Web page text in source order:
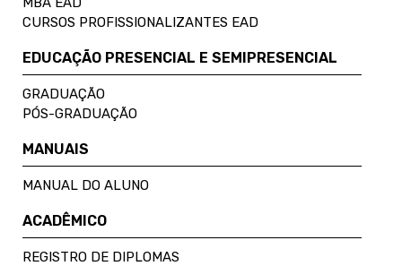
CURSOS PROFISSIONALIZANTES EAD
EDUCAÇÃO PRESENCIAL E SEMIPRESENCIAL
GRADUAÇÃO
PÓS-GRADUAÇÃO
MANUAIS
MANUAL DO ALUNO
ACADÊMICO
REGISTRO DE DIPLOMAS